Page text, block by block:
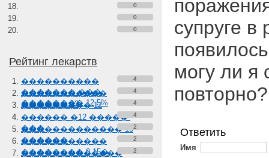
0
0
0
Рейтинг лекарств
����������
������� ���
�������� 12,5%
4
�����������
������ 12
4
���������-12 4
������ �12 �����-
���
4
������������� 15
������
2
�����������
�������� 0,15�
2
�������������
2
супруге
могу ли я
повторно?
Ответить
Имя